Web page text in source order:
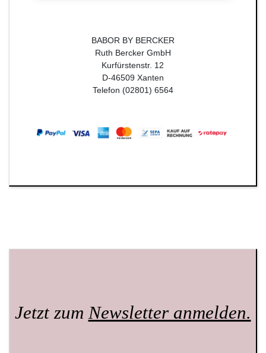
BABOR BY BERCKER
Ruth Bercker GmbH
Kurfürstenstr. 12
D-46509 Xanten
Telefon (02801) 6564
Jetzt zumNewsletter anmelden.